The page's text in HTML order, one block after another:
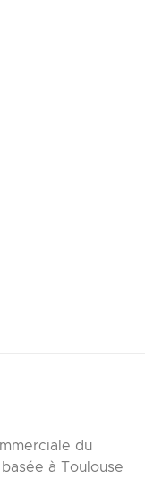
du
à Toulouse